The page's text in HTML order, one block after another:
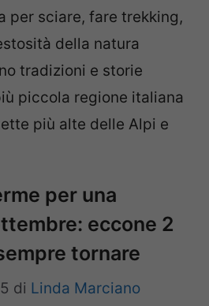
per sciare, fare trekking,
della natura
tradizioni e storie
piccola regione italiana
più alte delle Alpi e
per una
eccone 2
tornare
di Linda Marciano